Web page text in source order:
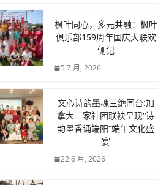
枫叶同心，多元共融：枫叶
俱乐部159周年国庆大联欢
侧记
5 7 月, 2026
文心诗韵墨魂三绝同台:加
拿大三家社团联袂呈现“诗
韵墨香诵端阳”端午文化盛
宴
22 6 月, 2026